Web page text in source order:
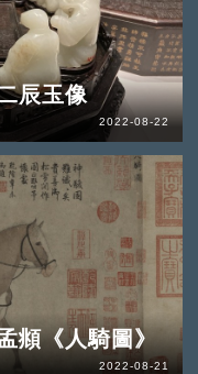
辰玉像
2022-08-22
頫《人騎圖》
2022-08-21